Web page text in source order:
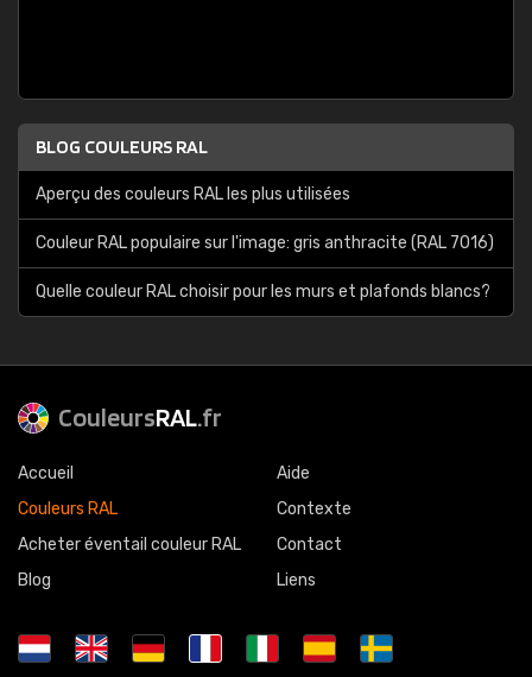
BLOG COULEURS RAL
Aperçu des couleurs RAL les plus utilisées
Couleur RAL populaire sur l'image: gris anthracite (RAL 7016)
Quelle couleur RAL choisir pour les murs et plafonds blancs?
CouleursRAL.fr
Accueil
Couleurs RAL
Acheter éventail couleur RAL
Blog
Aide
Contexte
Contact
Liens